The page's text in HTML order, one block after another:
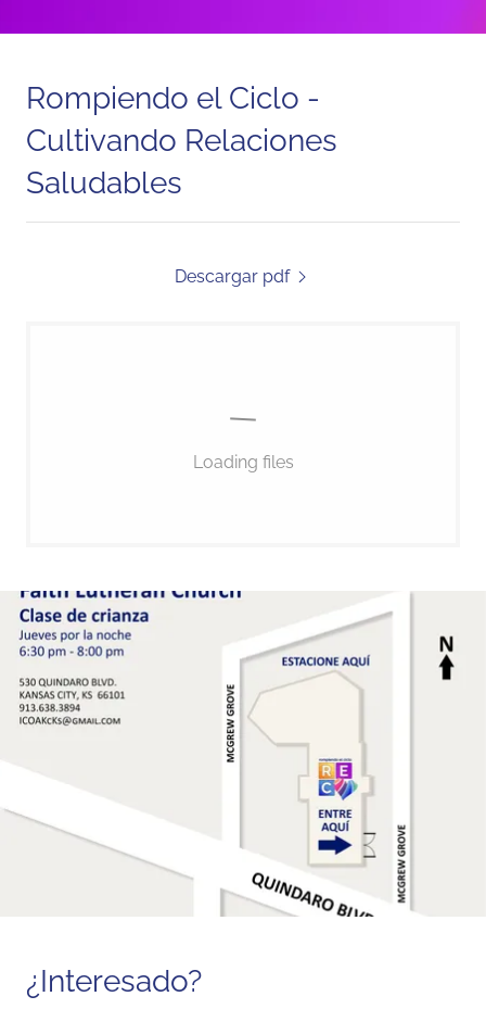
Rompiendo el Ciclo -
Cultivando Relaciones
Saludables
Descargar pdf
Loading files
¿Interesado?